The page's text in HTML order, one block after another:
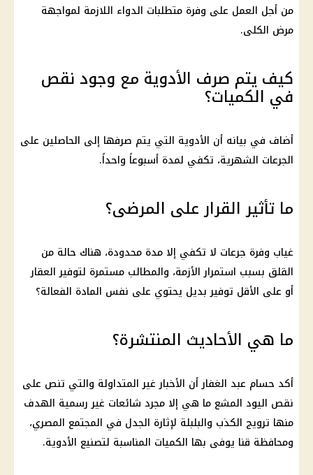
من أجل العمل على وفرة متطلبات الدواء اللازمة لمواجهة
مرض الكلى.
كيف يتم صرف الأدوية مع وجود نقص
في الكميات؟
أضاف في بيانه أن الأدوية التي يتم صرفها إلى الحاصلين على
الجرعات الشهرية، تكفي لمدة أسبوعاً واحداً.
ما تأثير القرار على المرضى؟
غياب وفرة جرعات لا تكفي إلا مدة محدودة، هناك حالة من
القلق بسبب استمرار الأزمة، والمطالب مستمرة لتوفير العقار
أو على الأقل توفير بديل يحتوي على نفس المادة الفعالة؟
ما هي الأحاديث المنتشرة؟
أكد حسام عبد الغفار أن الأخبار غير المتداولة والتي تنص على
نقص اليود المشع ما هي إلا مجرد شائعات غير رسمية الهدف
منها ترويج الكذب والبلبلة لإثارة الجدل في المجتمع المصري،
ومحافظة قنا يوفى بها الكميات المناسبة لتصنيع الأدوية.